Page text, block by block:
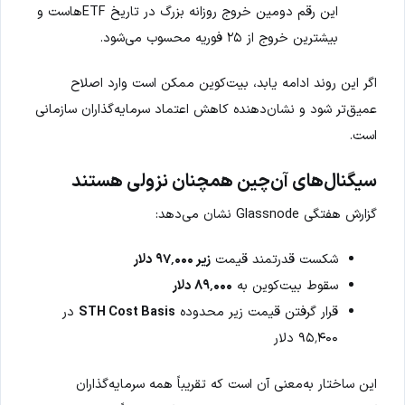
این رقم دومین خروج روزانه بزرگ در تاریخ ETFهاست و
بیشترین خروج از ۲۵ فوریه محسوب می‌شود.
اگر این روند ادامه یابد، بیت‌کوین ممکن است وارد اصلاح
عمیق‌تر شود و نشان‌دهنده کاهش اعتماد سرمایه‌گذاران سازمانی
است.
سیگنال‌های آن‌چین همچنان نزولی هستند
گزارش هفتگی Glassnode نشان می‌دهد:
شکست قدرتمند قیمتزیر ۹۷٬۰۰۰ دلار
سقوط بیت‌کوین به ۸۹٬۰۰۰ دلار
قرار گرفتن قیمت زیر محدوده STH Cost Basis در
۹۵٬۴۰۰ دلار
این ساختار به‌معنی آن است که تقریباً همه سرمایه‌گذاران